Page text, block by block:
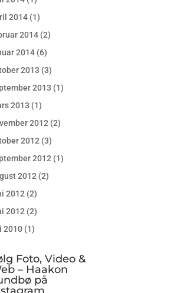
2014 (1)
2014 (2)
2014 (6)
2013 (3)
2013 (1)
2013 (1)
2012 (2)
2012 (3)
2012 (1)
2012 (2)
2012 (2)
2012 (2)
2010 (1)
Foto, Video &
– Haakon
på